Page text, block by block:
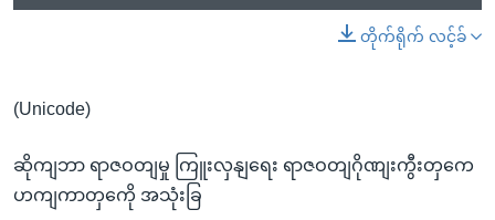
တိုက်ရိုက် လင့်ခ်
(Unicode)
ဆိုကျဘာ ရာဇဝတျမှု ကြူးလှနျရေး ရာဇဝတျဂိုဏျးကွီးတှကေ
ဟကျကာတှကေို အသုံးခြ